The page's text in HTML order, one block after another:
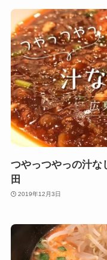
つやっつやっの汁な
田
2019年12月3日